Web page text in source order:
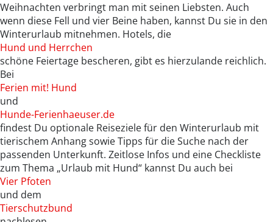
Weihnachten verbringt man mit seinen Liebsten. Auch
wenn diese Fell und vier Beine haben, kannst Du sie in den
Winterurlaub mitnehmen. Hotels, die
Hund und Herrchen
schöne Feiertage bescheren, gibt es hierzulande reichlich.
Bei
Ferien mit! Hund
und
Hunde-Ferienhaeuser.de
findest Du optionale Reiseziele für den Winterurlaub mit
tierischem Anhang sowie Tipps für die Suche nach der
passenden Unterkunft. Zeitlose Infos und eine Checkliste
zum Thema „Urlaub mit Hund“ kannst Du auch bei
Vier Pfoten
und dem
Tierschutzbund